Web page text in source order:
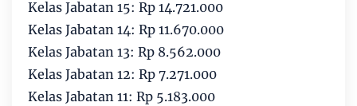
Kelas Jabatan 15: Rp 14.721.000
Kelas Jabatan 14: Rp 11.670.000
Kelas Jabatan 13: Rp 8.562.000
Kelas Jabatan 12: Rp 7.271.000
Kelas Jabatan 11: Rp 5.183.000